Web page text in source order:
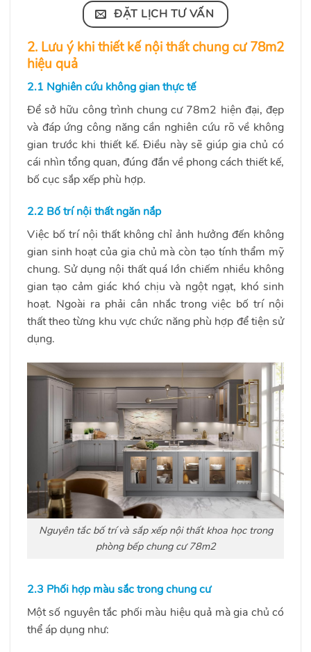
ĐẶT LỊCH TƯ VẤN
2. Lưu ý khi thiết kế nội thất chung cư 78m2
hiệu quả
2.1 Nghiên cứu không gian thực tế
Để sở hữu công trình chung cư 78m2 hiện đại, đẹp
và đáp ứng công năng cần nghiên cứu rõ về không
gian trước khi thiết kế. Điều này sẽ giúp gia chủ có
cái nhìn tổng quan, đúng đắn về phong cách thiết kế,
bố cục sắp xếp phù hợp.
2.2 Bố trí nội thất ngăn nắp
Việc bố trí nội thất không chỉ ảnh hưởng đến không
gian sinh hoạt của gia chủ mà còn tạo tính thẩm mỹ
chung. Sử dụng nội thất quá lớn chiếm nhiều không
gian tạo cảm giác khó chịu và ngột ngạt, khó sinh
hoạt. Ngoài ra phải cân nhắc trong việc bố trí nội
thất theo từng khu vực chức năng phù hợp để tiện sử
dụng.
Nguyên tắc bố trí và sắp xếp nội thất khoa học trong
phòng bếp chung cư 78m2
2.3 Phối hợp màu sắc trong chung cư
Một số nguyên tắc phối màu hiệu quả mà gia chủ có
thể áp dụng như: